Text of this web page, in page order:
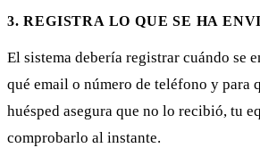
3. REGISTRA LO QUE SE HA
El sistema debería registrar cuándo se
qué email o número de teléfono y para
huésped asegura que no lo recibió, tu
comprobarlo al instante.